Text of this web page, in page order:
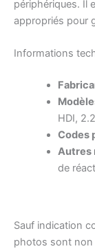
périphériques. Il
appropriés pour
Informations
HDI,
Codes
Autres
de
Sauf indication
photos sont non